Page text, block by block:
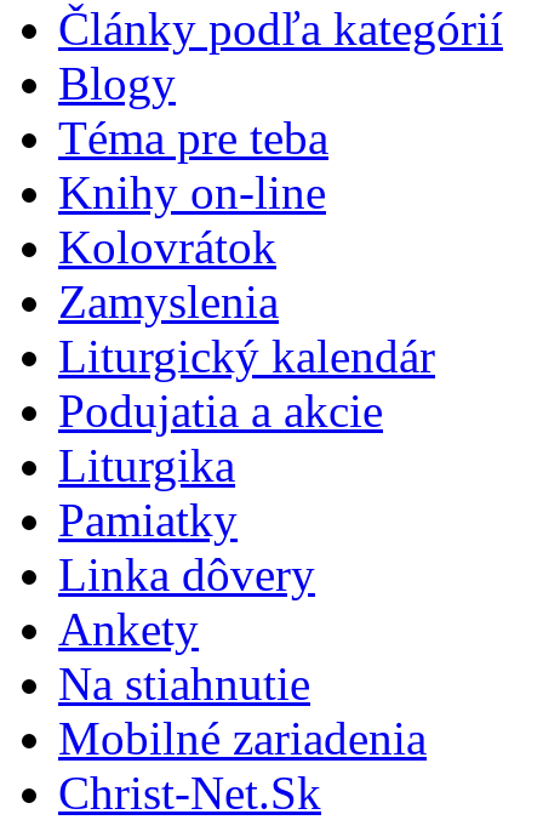
Články podľa kategórií
Blogy
Téma pre teba
Knihy on-line
Kolovrátok
Zamyslenia
Liturgický kalendár
Podujatia a akcie
Liturgika
Pamiatky
Linka dôvery
Ankety
Na stiahnutie
Mobilné zariadenia
Christ-Net.Sk